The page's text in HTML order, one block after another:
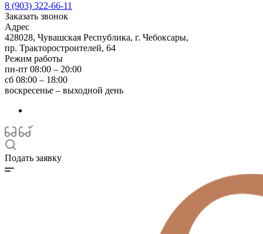
8 (903) 322-66-11
Заказать звонок
Адрес
428028, Чувашская Республика, г. Чебоксары,
пр. Тракторостроителей, 64
Режим работы
пн-пт 08:00 – 20:00
сб 08:00 – 18:00
воскресенье – выходной день
Подать заявку